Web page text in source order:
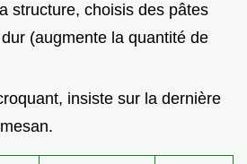
structure, choisis des pâtes
(augmente la quantité de
insiste sur la dernière